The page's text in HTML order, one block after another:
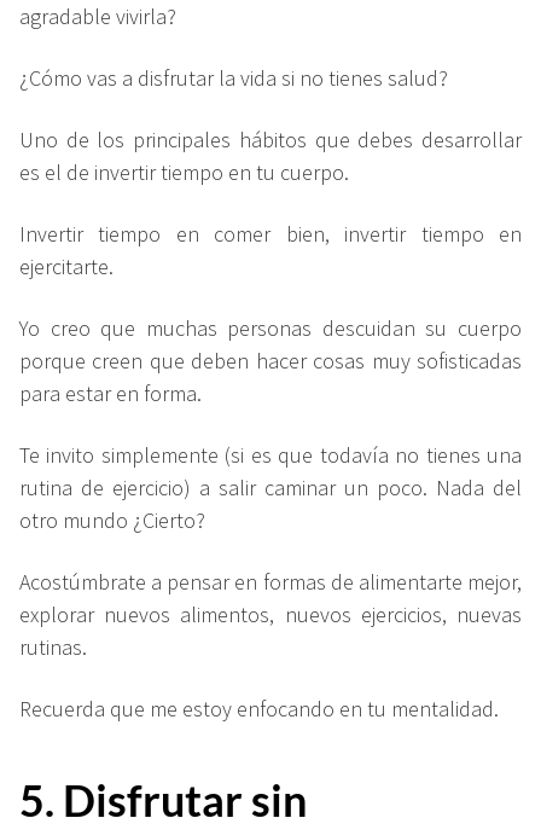
agradable vivirla?
¿Cómo vas a disfrutar la vida si no tienes salud?
Uno de los principales hábitos que debes desarrollar
es el de invertir tiempo en tu cuerpo.
Invertir tiempo en comer bien, invertir tiempo en
ejercitarte.
Yo creo que muchas personas descuidan su cuerpo
porque creen que deben hacer cosas muy sofisticadas
para estar en forma.
Te invito simplemente (si es que todavía no tienes una
rutina de ejercicio) a salir caminar un poco. Nada del
otro mundo ¿Cierto?
Acostúmbrate a pensar en formas de alimentarte mejor,
explorar nuevos alimentos, nuevos ejercicios, nuevas
rutinas.
Recuerda que me estoy enfocando en tu mentalidad.
5. Disfrutar sin